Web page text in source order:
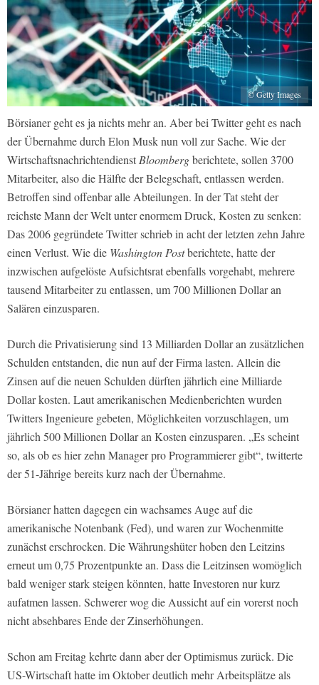
© Getty Images
Börsianer geht es ja nichts mehr an. Aber bei Twitter geht es nach
der Übernahme durch Elon Musk nun voll zur Sache. Wie der
WirtschaftsnachrichtendienstBloombergberichtete, sollen 3700
Mitarbeiter, also die Hälfte der Belegschaft, entlassen werden.
Betroffen sind offenbar alle Abteilungen. In der Tat steht der
reichste Mann der Welt unter enormem Druck, Kosten zu senken:
Das 2006 gegründete Twitter schrieb in acht der letzten zehn Jahre
einen Verlust. Wie die Washington Postberichtete, hatte der
inzwischen aufgelöste Aufsichtsrat ebenfalls vorgehabt, mehrere
tausend Mitarbeiter zu entlassen, um 700 Millionen Dollar an
Salären einzusparen.
Durch die Privatisierung sind 13 Milliarden Dollar an zusätzlichen
Schulden entstanden, die nun auf der Firma lasten. Allein die
Zinsen auf die neuen Schulden dürften jährlich eine Milliarde
Dollar kosten. Laut amerikanischen Medienberichten wurden
Twitters Ingenieure gebeten, Möglichkeiten vorzuschlagen, um
jährlich 500 Millionen Dollar an Kosten einzusparen. „Es scheint
so, als ob es hier zehn Manager pro Programmierer gibt“, twitterte
der 51-Jährige bereits kurz nach der Übernahme.
Börsianer hatten dagegen ein wachsames Auge auf die
amerikanische Notenbank (Fed), und waren zur Wochenmitte
zunächst erschrocken. Die Währungshüter hoben den Leitzins
erneut um 0,75 Prozentpunkte an. Dass die Leitzinsen womöglich
bald weniger stark steigen könnten, hatte Investoren nur kurz
aufatmen lassen. Schwerer wog die Aussicht auf ein vorerst noch
nicht absehbares Ende der Zinserhöhungen.
Schon am Freitag kehrte dann aber der Optimismus zurück. Die
US-Wirtschaft hatte im Oktober deutlich mehr Arbeitsplätze als